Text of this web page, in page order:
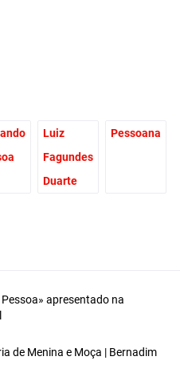
Luiz
Fagundes
Duarte
Pessoana
apresentado na
de Menina e Moça | Bernadim